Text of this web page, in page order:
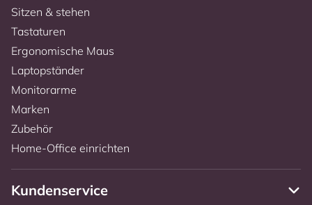
Sitzen & stehen
Tastaturen
Ergonomische Maus
Laptopständer
Monitorarme
Marken
Zubehör
Home-Office einrichten
Kundenservice